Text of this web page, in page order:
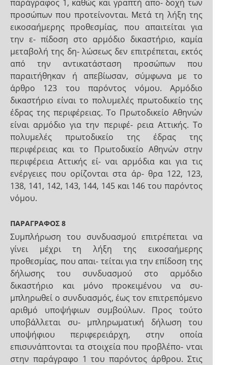
παράγραφος 1, καθώς και γραπτή απο- δοχή των
προσώπων που προτείνονται. Μετά τη λήξη της
εικοσαήμερης προθεσμίας, που απαιτείται για
την ε- πίδοση στο αρμόδιο δικαστήριο, καμία
μεταβολή της δη- λώσεως δεν επιτρέπεται, εκτός
από την αντικατάσταση προσώπων που
παραιτήθηκαν ή απεβίωσαν, σύμφωνα με το
άρθρο 123 του παρόντος νόμου. Αρμόδιο
δικαστήριο είναι το πολυμελές πρωτοδικείο της
έδρας της περιφέρειας. Το Πρωτοδικείο Αθηνών
είναι αρμόδιο για την περιφέ- ρεια Αττικής. Το
πολυμελές πρωτοδικείο της έδρας της
περιφέρειας και το Πρωτοδικείο Αθηνών στην
περιφέρεια Αττικής εί- ναι αρμόδια και για τις
ενέργειες που ορίζονται στα άρ- θρα 122, 123,
138, 141, 142, 143, 144, 145 και 146 του παρόντος
νόμου.
ΠΑΡΑΓΡΑΦΟΣ 8
Συμπλήρωση του συνδυασμού επιτρέπεται να
γίνει μέχρι τη λήξη της εικοσαήμερης
προθεσμίας, που απαι- τείται για την επίδοση της
δήλωσης του συνδυασμού στο αρμόδιο
δικαστήριο και μόνο προκειμένου να συ-
μπληρωθεί ο συνδυασμός, έως τον επιτρεπόμενο
αριθμό υποψήφιων συμβούλων. Προς τούτο
υποβάλλεται συ- μπληρωματική δήλωση του
υποψήφιου περιφερειάρχη, στην οποία
επισυνάπτονται τα στοιχεία που προβλέπο- νται
στην παράγραφο 1 του παρόντος άρθρου. Στις